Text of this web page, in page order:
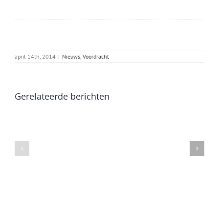
april 14th, 2014 | Nieuws Voordracht
Gerelateerde berichten